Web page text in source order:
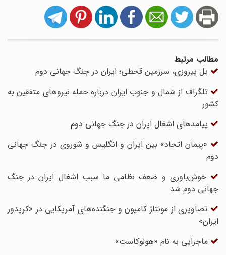
مطالب مرتبط
پل پیروزی، سرزمین قحطی؛ ایران در جنگ جهانی دوم
تلگراف از شمال و جنوب ایران درباره حمله نیروهای متفقین به
کشور
پیامدهای اشغال ایران در جنگ جهانی دوم
«پیمان اتحاد» بین ایران و انگلیس و شوروی در جنگ جهانی
دوم
خوش‌باوری و ضعف نظامی ما سبب اشغال ایران در جنگ
جهانی دوم شد
تصاویری از مونتاژ کامیون و جنگنده‌های آمریکایی در «کریدور
ایران»
ماجرایی به نام «هولوکاست»